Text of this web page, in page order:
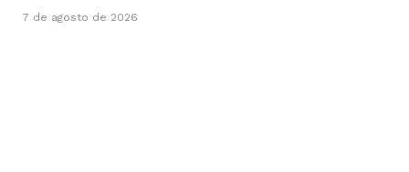
7 de agosto de 2026